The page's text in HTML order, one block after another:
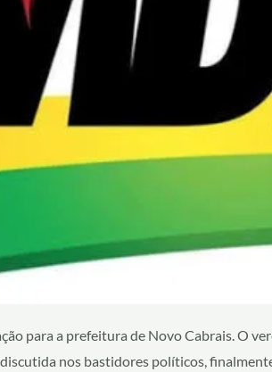
para a prefeitura de Novo Cabrais. O
nos bastidores políticos,